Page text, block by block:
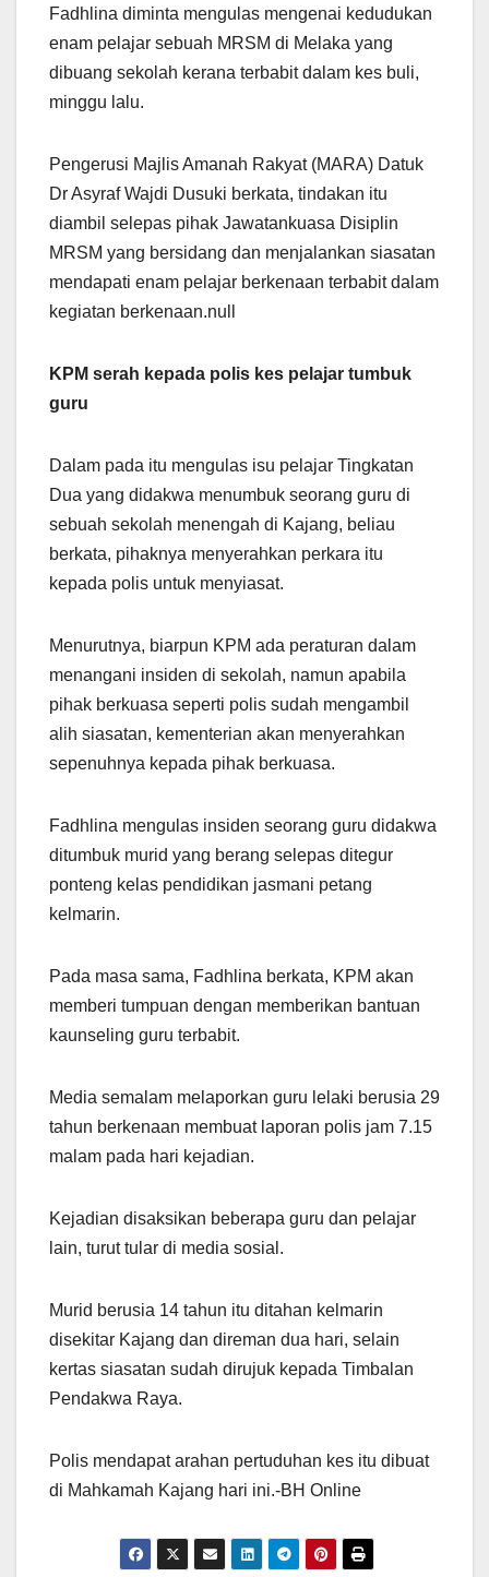
Fadhlina diminta mengulas mengenai kedudukan
enam pelajar sebuah MRSM di Melaka yang
dibuang sekolah kerana terbabit dalam kes buli,
minggu lalu.
Pengerusi Majlis Amanah Rakyat (MARA) Datuk
Dr Asyraf Wajdi Dusuki berkata, tindakan itu
diambil selepas pihak Jawatankuasa Disiplin
MRSM yang bersidang dan menjalankan siasatan
mendapati enam pelajar berkenaan terbabit dalam
kegiatan berkenaan.null
KPM serah kepada polis kes pelajar tumbuk
guru
Dalam pada itu mengulas isu pelajar Tingkatan
Dua yang didakwa menumbuk seorang guru di
sebuah sekolah menengah di Kajang, beliau
berkata, pihaknya menyerahkan perkara itu
kepada polis untuk menyiasat.
Menurutnya, biarpun KPM ada peraturan dalam
menangani insiden di sekolah, namun apabila
pihak berkuasa seperti polis sudah mengambil
alih siasatan, kementerian akan menyerahkan
sepenuhnya kepada pihak berkuasa.
Fadhlina mengulas insiden seorang guru didakwa
ditumbuk murid yang berang selepas ditegur
ponteng kelas pendidikan jasmani petang
kelmarin.
Pada masa sama, Fadhlina berkata, KPM akan
memberi tumpuan dengan memberikan bantuan
kaunseling guru terbabit.
Media semalam melaporkan guru lelaki berusia 29
tahun berkenaan membuat laporan polis jam 7.15
malam pada hari kejadian.
Kejadian disaksikan beberapa guru dan pelajar
lain, turut tular di media sosial.
Murid berusia 14 tahun itu ditahan kelmarin
disekitar Kajang dan direman dua hari, selain
kertas siasatan sudah dirujuk kepada Timbalan
Pendakwa Raya.
Polis mendapat arahan pertuduhan kes itu dibuat
di Mahkamah Kajang hari ini.-BH Online